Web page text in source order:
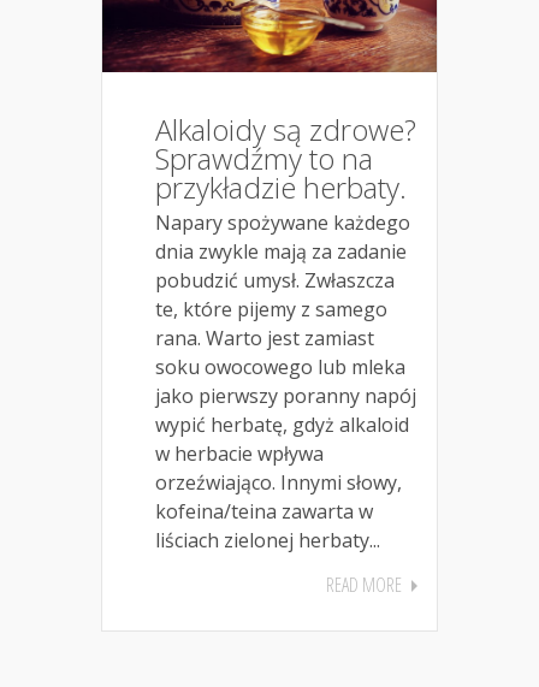
Alkaloidy są zdrowe?
Sprawdźmy to na
przykładzie herbaty.
Napary spożywane każdego
dnia zwykle mają za zadanie
pobudzić umysł. Zwłaszcza
te, które pijemy z samego
rana. Warto jest zamiast
soku owocowego lub mleka
jako pierwszy poranny napój
wypić herbatę, gdyż alkaloid
w herbacie wpływa
orzeźwiająco. Innymi słowy,
kofeina/teina zawarta w
liściach zielonej herbaty...
READ MORE